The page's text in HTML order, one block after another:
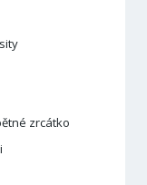
zrcátko